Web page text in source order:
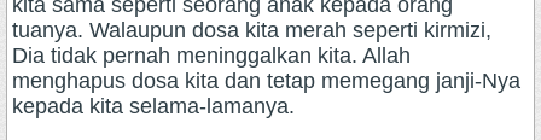
kita sama seperti seorang anak kepada orang
tuanya. Walaupun dosa kita merah seperti kirmizi,
Dia tidak pernah meninggalkan kita. Allah
menghapus dosa kita dan tetap memegang janji-Nya
kepada kita selama-lamanya.